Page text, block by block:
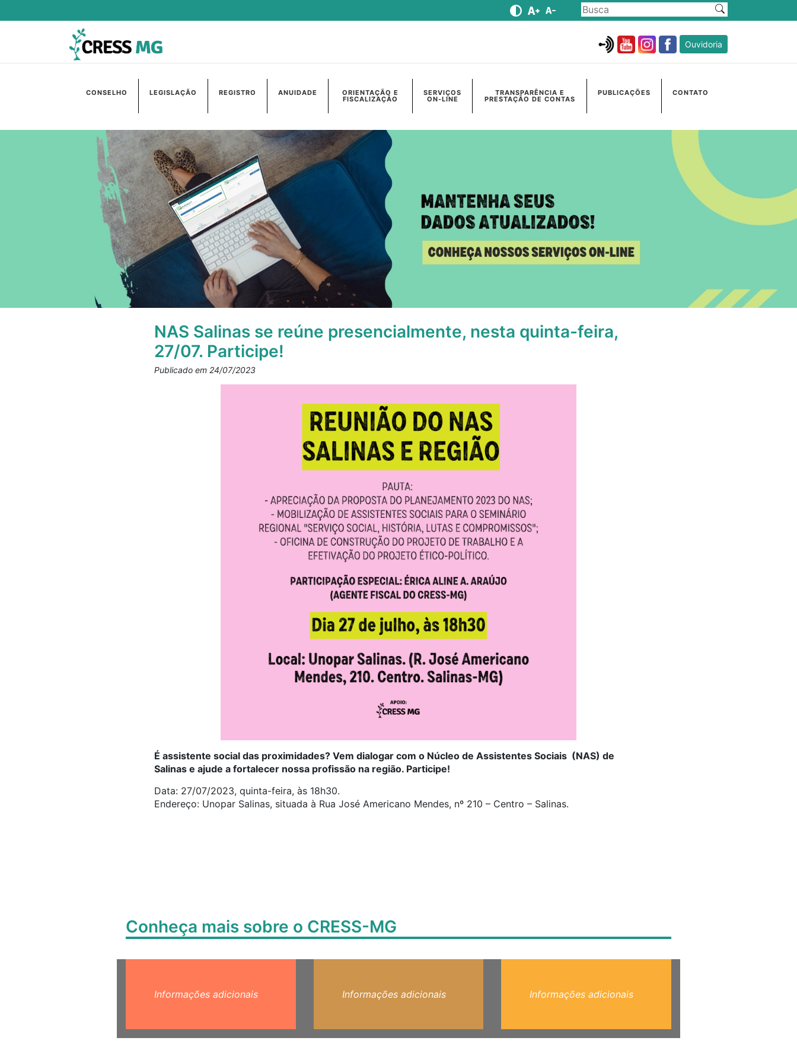
Ouvidoria
CONSELHO LEGISLAÇÃO REGISTRO ANUIDADE ORIENTAÇÃO E
FISCALIZAÇÃO
SERVIÇOS
ON-LINE
TRANSPARÊNCIA E
PRESTAÇÃO DE CONTAS
PUBLICAÇÕES CONTATO
NAS Salinas se reúne presencialmente, nesta quinta-feira,
27/07. Participe!
Publicado em 24/07/2023
É assistente social das proximidades? Vem dialogar com o Núcleo de Assistentes Sociais (NAS) de
Salinas e ajude a fortalecer nossa profissão na região. Participe!
Data: 27/07/2023, quinta-feira, às 18h30.
Endereço: Unopar Salinas, situada à Rua José Americano Mendes, nº 210 – Centro – Salinas.
Conheça mais sobre o CRESS-MG
Informações adicionais Informações adicionais Informações adicionais